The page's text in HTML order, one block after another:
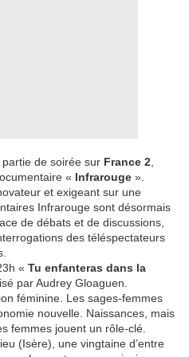
de soirée sur France 2
« Infrarouge ».
et exigeant sur une
Infrarouge sont désormais
de débats et de discussions,
des téléspectateurs
« Tu enfanteras dans la
par Audrey Gloaguen.
féminine. Les sages-femmes
nouvelle. Naissances, mais
femmes jouent un rôle-clé.
(Isère), une vingtaine d’entre